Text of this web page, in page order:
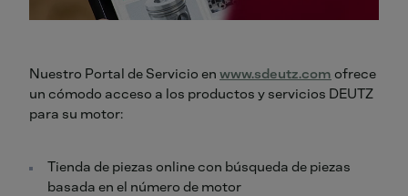
Nuestro Portal de Servicio en www.sdeutz.com ofrece
un cómodo acceso a los productos y servicios DEUTZ
para su motor:
Tienda de piezas online con búsqueda de piezas
basada en el número de motor